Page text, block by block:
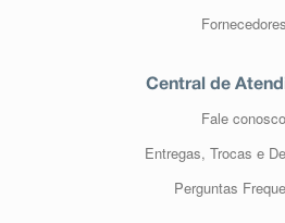
Fornecedores
Central de
Fale conosco
Entregas, Trocas e
Perguntas